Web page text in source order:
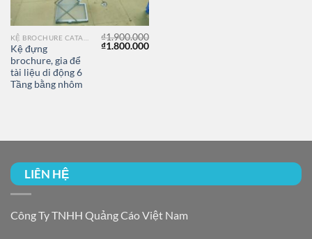
Kệ đựng
brochure, gia để
tài liệu di động 6
Tầng bằng nhôm
₫1.900.000
Giá
₫1.800.000Giá
LIÊN HỆ
Công Ty TNHH Quảng Cáo Việt Nam